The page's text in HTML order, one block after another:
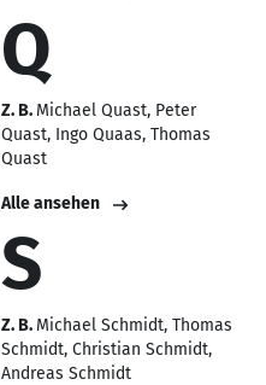
Q
Z. B. Michael Quast Peter
Quast Ingo Quaas Thomas
Quast
Alle ansehen
S
Z. B. Michael Schmidt Thomas
Schmidt Christian Schmidt
Andreas Schmidt